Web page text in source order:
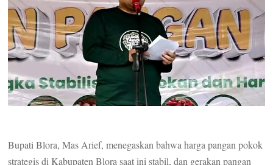
Bupati Blora, Mas Arief, menegaskan bahwa harga pangan pokok
strategis di Kabupaten Blora saat ini stabil, dan gerakan pangan